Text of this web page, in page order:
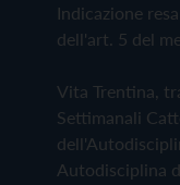
Indicazione
dell'art. 5 del
Vita Trentina,
Settimanali
Autodisciplina